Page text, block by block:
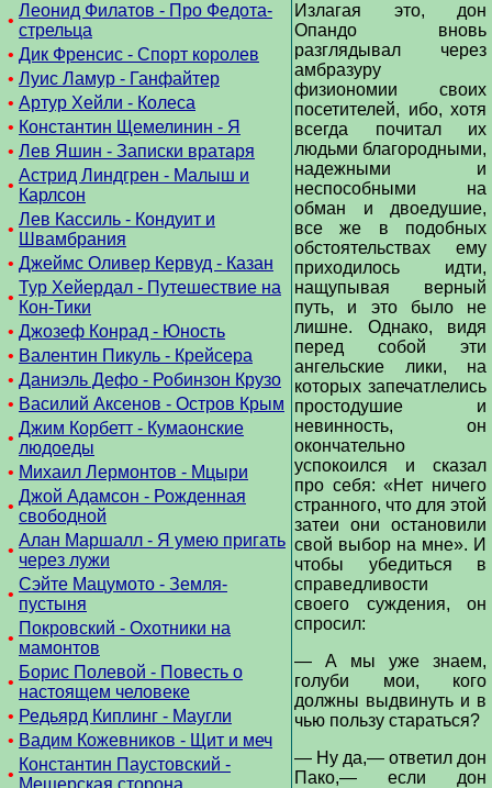
•
Леонид Филатов - Про Федота-
стрельца
• Дик Френсис - Спорт королев
• Луис Ламур - Ганфайтер
• Артур Хейли - Колеса
• Константин Щемелинин - Я
• Лев Яшин - Записки вратаря
•
Астрид Линдгрен - Малыш и
Карлсон
•
Лев Кассиль - Кондуит и
Швамбрания
• Джеймс Оливер Кервуд - Казан
•
Тур Хейердал - Путешествие на
Кон-Тики
• Джозеф Конрад - Юность
• Валентин Пикуль - Крейсера
• Даниэль Дефо - Робинзон Крузо
• Василий Аксенов - Остров Крым
•
Джим Корбетт - Кумаонские
людоеды
• Михаил Лермонтов - Мцыри
•
Джой Адамсон - Рожденная
свободной
•
Алан Маршалл - Я умею пригать
через лужи
•
Сэйте Мацумото - Земля-
пустыня
•
Покровский - Охотники на
мамонтов
•
Борис Полевой - Повесть о
настоящем человеке
• Редьярд Киплинг - Маугли
• Вадим Кожевников - Щит и меч
•
Константин Паустовский -
Мещерская сторона
Излагая это, дон
Опандо вновь
разглядывал через
амбразуру
физиономии своих
посетителей, ибо, хотя
всегда почитал их
людьми благородными,
надежными и
неспособными на
обман и двоедушие,
все же в подобных
обстоятельствах ему
приходилось идти,
нащупывая верный
путь, и это было не
лишне. Однако, видя
перед собой эти
ангельские лики, на
которых запечатлелись
простодушие и
невинность, он
окончательно
успокоился и сказал
про себя: «Нет ничего
странного, что для этой
затеи они остановили
свой выбор на мне». И
чтобы убедиться в
справедливости
своего суждения, он
спросил:
— А мы уже знаем,
голуби мои, кого
должны выдвинуть и в
чью пользу стараться?
— Ну да,— ответил дон
Пако,— если дон